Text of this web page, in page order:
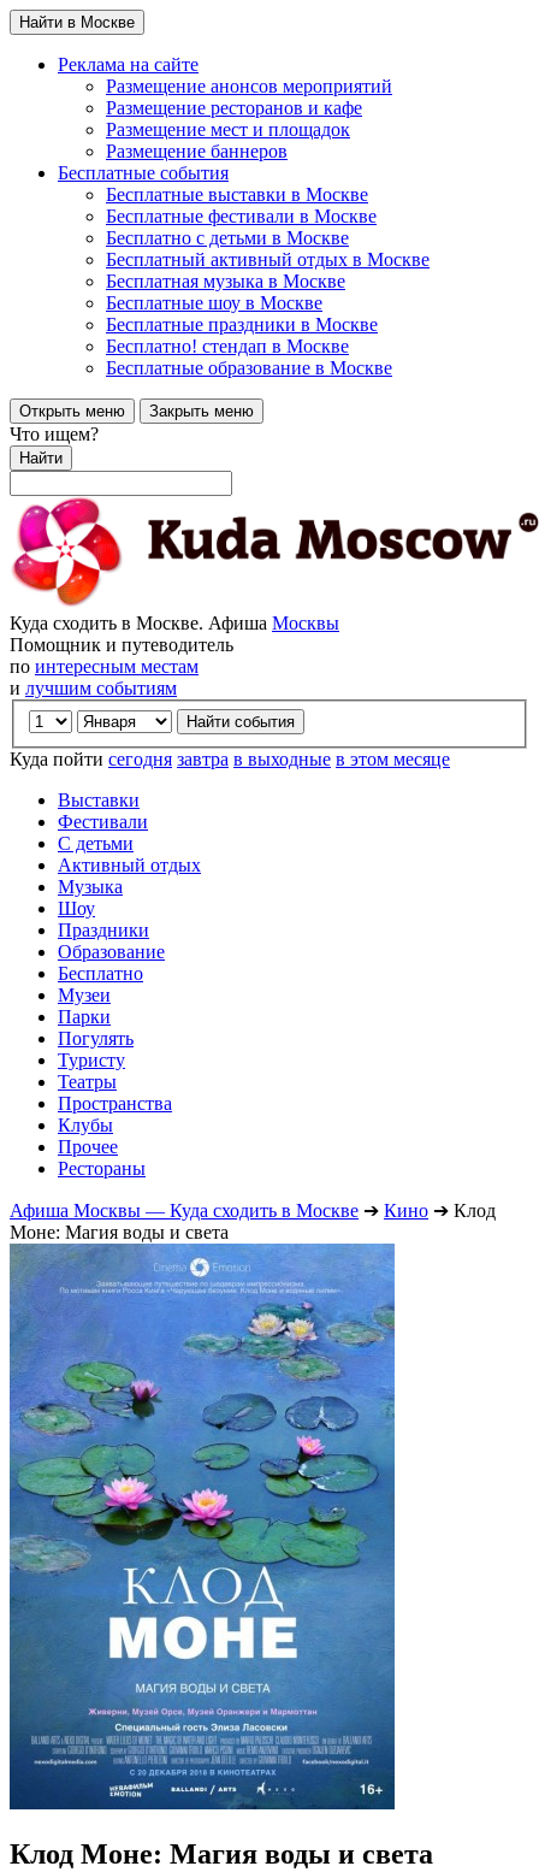
Найти в Москве
Реклама на сайте
Размещение анонсов мероприятий
Размещение ресторанов и кафе
Размещение мест и площадок
Размещение баннеров
Бесплатные события
Бесплатные выставки в Москве
Бесплатные фестивали в Москве
Бесплатно с детьми в Москве
Бесплатный активный отдых в Москве
Бесплатная музыка в Москве
Бесплатные шоу в Москве
Бесплатные праздники в Москве
Бесплатно! стендап в Москве
Бесплатные образование в Москве
Открыть меню Закрыть меню
Что ищем?
Найти
Куда сходить в Москве. Афиша Москвы
Помощник и путеводитель
по интересным местам
и лучшим событиям
Куда пойти сегодня завтра в выходные в этом месяце
Выставки
Фестивали
С детьми
Активный отдых
Музыка
Шоу
Праздники
Образование
Бесплатно
Музеи
Парки
Погулять
Туристу
Театры
Пространства
Клубы
Прочее
Рестораны
Афиша Москвы — Куда сходить в Москве ➔ Кино ➔ Клод
Моне: Магия воды и света
Клод Моне: Магия воды и света